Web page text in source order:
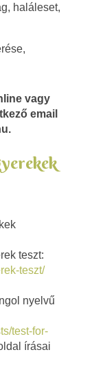
haláleset,
vagy
email
teszt:
teszt/
nyelvű
test-for-
írásai